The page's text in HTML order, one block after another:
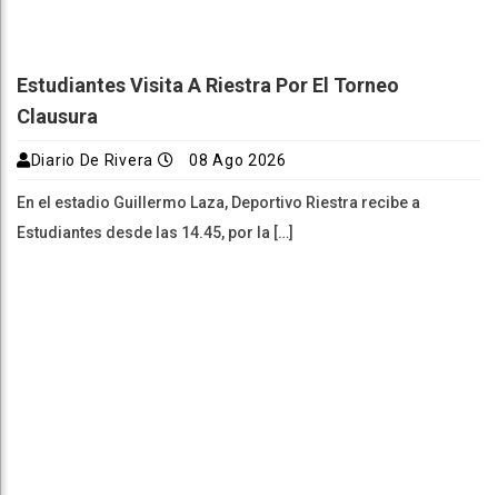
Estudiantes Visita A Riestra Por El Torneo
Clausura
Diario De Rivera 08 Ago 2026
En el estadio Guillermo Laza, Deportivo Riestra recibe a
Estudiantes desde las 14.45, por la […]